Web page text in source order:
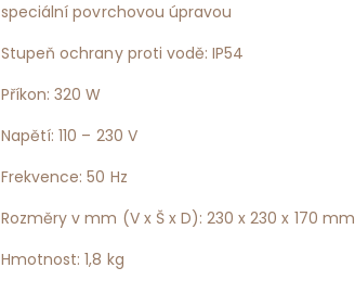
speciální povrchovou úpravou
Stupeň ochrany proti vodě: IP54
Příkon: 320 W
Napětí: 110 – 230 V
Frekvence: 50 Hz
Rozměry v mm (V x Š x D): 230 x 230 x 170 mm
Hmotnost: 1,8 kg